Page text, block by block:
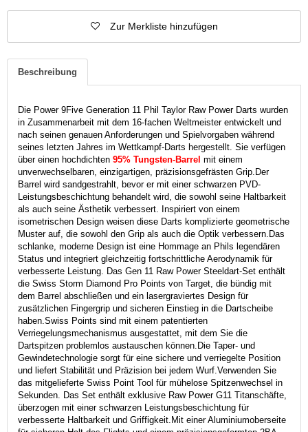
Zur Merkliste hinzufügen
Beschreibung
Die Power 9Five Generation 11 Phil Taylor Raw Power Darts wurden
in Zusammenarbeit mit dem 16-fachen Weltmeister entwickelt und
nach seinen genauen Anforderungen und Spielvorgaben während
seines letzten Jahres im Wettkampf-Darts hergestellt. Sie verfügen
über einen hochdichten 95% Tungsten-Barrel mit einem
unverwechselbaren, einzigartigen, präzisionsgefrästen Grip. Der
Barrel wird sandgestrahlt, bevor er mit einer schwarzen PVD-
Leistungsbeschichtung behandelt wird, die sowohl seine Haltbarkeit
als auch seine Ästhetik verbessert. Inspiriert von einem
isometrischen Design weisen diese Darts komplizierte geometrische
Muster auf, die sowohl den Grip als auch die Optik verbessern. Das
schlanke, moderne Design ist eine Hommage an Phils legendären
Status und integriert gleichzeitig fortschrittliche Aerodynamik für
verbesserte Leistung. Das Gen 11 Raw Power Steeldart-Set enthält
die Swiss Storm Diamond Pro Points von Target, die bündig mit
dem Barrel abschließen und ein lasergraviertes Design für
zusätzlichen Fingergrip und sicheren Einstieg in die Dartscheibe
haben. Swiss Points sind mit einem patentierten
Verriegelungsmechanismus ausgestattet, mit dem Sie die
Dartspitzen problemlos austauschen können. Die Taper- und
Gewindetechnologie sorgt für eine sichere und verriegelte Position
und liefert Stabilität und Präzision bei jedem Wurf. Verwenden Sie
das mitgelieferte Swiss Point Tool für mühelose Spitzenwechsel in
Sekunden. Das Set enthält exklusive Raw Power G11 Titanschäfte,
überzogen mit einer schwarzen Leistungsbeschichtung für
verbesserte Haltbarkeit und Griffigkeit. Mit einer Aluminiumoberseite